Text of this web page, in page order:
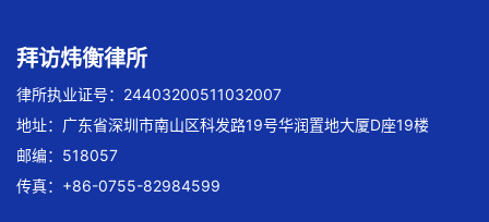
拜访炜衡律所
律所执业证号：24403200511032007
地址：广东省深圳市南山区科发路19号华润置地大厦D座19楼
邮编：518057
传真：+86-0755-82984599